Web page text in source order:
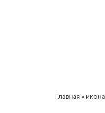
Главная » икона